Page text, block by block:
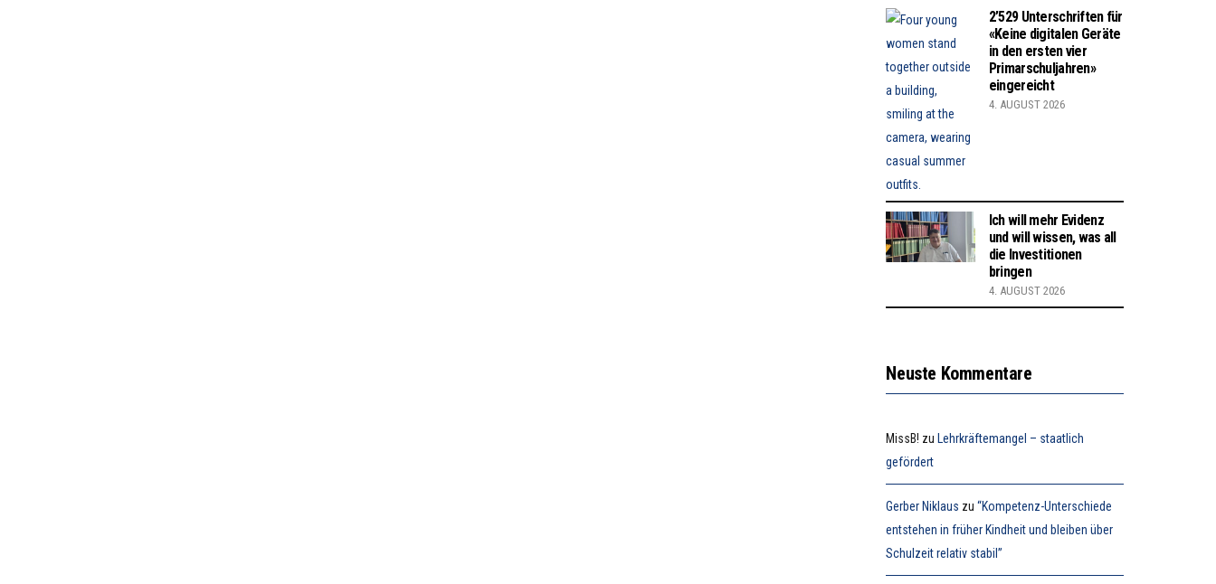
2’529 Unterschriften für
«Keine digitalen Geräte
in den ersten vier
Primarschuljahren»
eingereicht
4. AUGUST 2026
Ich will mehr Evidenz
und will wissen, was all
die Investitionen
bringen
4. AUGUST 2026
Neuste Kommentare
MissB! zu Lehrkräftemangel – staatlich
gefördert
Gerber Niklaus zu“Kompetenz-Unterschiede
entstehen in früher Kindheit und bleiben über
Schulzeit relativ stabil”